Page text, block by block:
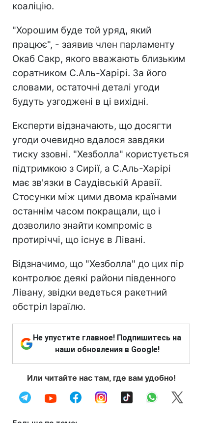
коаліцію.
"Хорошим буде той уряд, який
працює", - заявив член парламенту
Окаб Сакр, якого вважають близьким
соратником С.Аль-Харірі. За його
словами, остаточні деталі угоди
будуть узгоджені в ці вихідні.
Експерти відзначають, що досягти
угоди очевидно вдалося завдяки
тиску ззовні. "Хезболла" користується
підтримкою з Сирії, а С.Аль-Харірі
має зв'язки в Саудівській Аравії.
Стосунки між цими двома країнами
останнім часом покращали, що і
дозволило знайти компроміс в
протиріччі, що існує в Лівані.
Відзначимо, що "Хезболла" до цих пір
контролює деякі райони південного
Лівану, звідки ведеться ракетний
обстріл Ізраїлю.
Не упустите главное! Подпишитесь на
наши обновления в Google!
Или читайте нас там, где вам удобно!